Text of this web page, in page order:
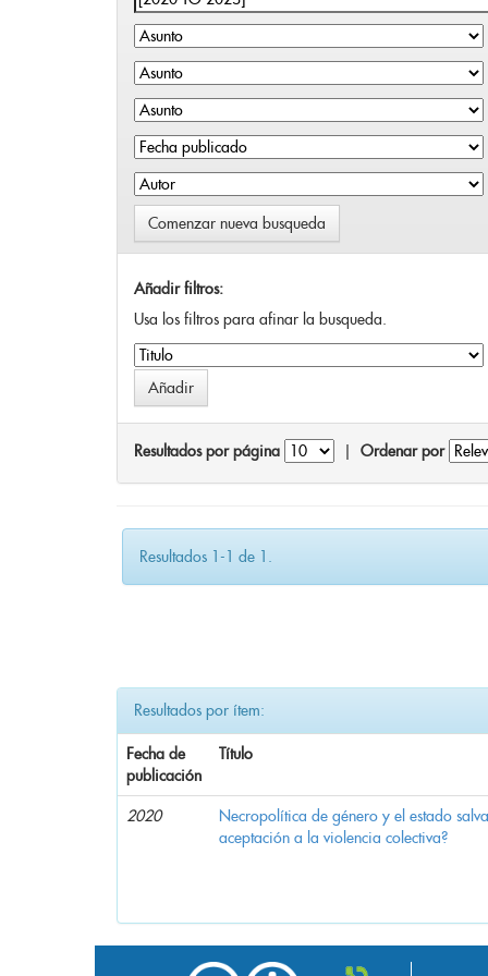
Comenzar nueva busqueda
Añadir filtros:
Usa los filtros para afinar la busqueda.
Resultados por página Ordenar por
Resultados 1-1 de 1.
Resultados por ítem:
Fecha de
publicación
Título
2020
Necropolítica de género y el estado
aceptación a la violencia colectiva?